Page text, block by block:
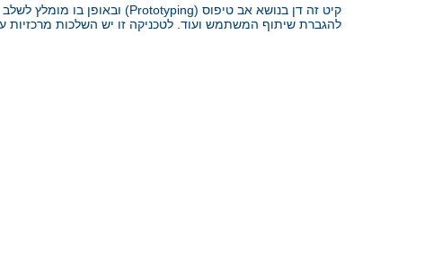
להגברת שיתוף המשתמש ועוד. לטכניקה זו יש השלכות מרכזיות